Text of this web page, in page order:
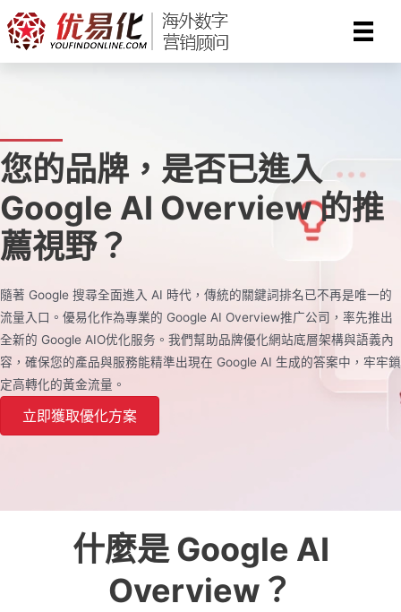
Skip
to
content
您的品牌，是否已進入
Google AI Overview 的推
薦視野？
隨著 Google 搜尋全面進入 AI 時代，傳統的關鍵詞排名已不再是唯一的
流量入口。優易化作為專業的 Google AI Overview推广公司，率先推出
全新的 Google AIO优化服务。我們幫助品牌優化網站底層架構與語義內
容，確保您的產品與服務能精準出現在 Google AI 生成的答案中，牢牢鎖
定高轉化的黃金流量。
立即獲取優化方案
什麼是 Google AI
Overview？